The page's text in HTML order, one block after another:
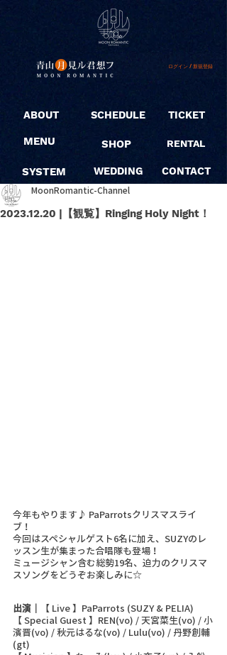
ログイン / 新規登録
ABOUT
MENU
SYSTEM
SCHEDULE
SHOP
WEDDING
TICKET
RENTAL
CONTACT
2023.12.20 |【観覧】Ringing Holy Night！
MoonRomantic-Channel
今年もやります♪ PaParrotsクリスマスライ
ブ！
今回はスペシャルゲスト6名に加え、SUZYのレ
ッスン生が集まった合唱隊も登場！
ミュージシャン含む総勢19名、迫力のクリスマ
スソングをどうぞお楽しみに☆
出演｜
【 Live 】PaParrots (SUZY & PELIA)
【 Special Guest 】REN(vo) / 天宮菜生(vo) / 小
濱晋(vo) / 秋元はるな(vo) / Lulu(vo) / 丹野創輔
(gt)